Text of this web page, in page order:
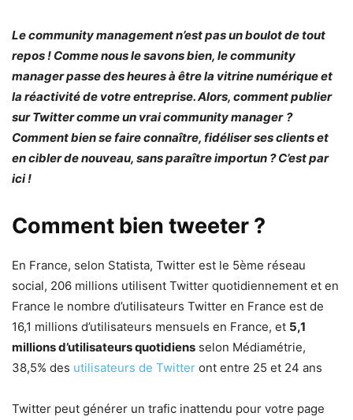
Le community management n’est pas un boulot de tout
repos ! Comme nous le savons bien, le community
manager passe des heures à être la vitrine numérique et
la réactivité de votre entreprise. Alors, comment publier
sur Twitter comme un vrai community manager ?
Comment bien se faire connaître, fidéliser ses clients et
en cibler de nouveau, sans paraître importun ? C’est par
ici !
Comment bien tweeter ?
En France, selon Statista, Twitter est le 5ème réseau
social, 206 millions utilisent Twitter quotidiennement et en
France le nombre d’utilisateurs Twitter en France est de
16,1 millions d’utilisateurs mensuels en France, et 5,1
millions d’utilisateurs quotidiens selon Médiamétrie,
38,5% des utilisateurs de Twitter ont entre 25 et 24 ans
Twitter peut générer un trafic inattendu pour votre page